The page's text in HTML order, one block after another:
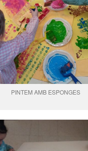
PINTEM AMB ESPONGES